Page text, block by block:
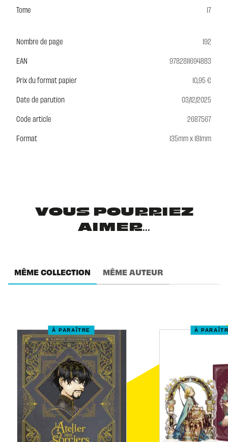
Tome
17
Nombre de page
192
EAN
9782811694883
Prix du format papier
10,95 €
Date de parution
03/12/2025
Code article
2687567
Format
135mm x 181mm
VOUS POURRIEZ
AIMER...
MÊME COLLECTION MÊME AUTEUR
À PARAÎTRE À